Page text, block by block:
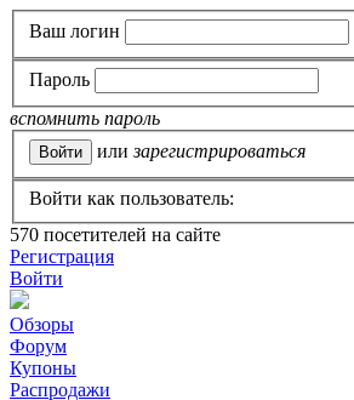
Ваш логин
Пароль
вспомнить пароль
или зарегистрироваться
Войти как пользователь:
570 посетителей на сайте
Регистрация
Войти
Обзоры
Форум
Купоны
Распродажи